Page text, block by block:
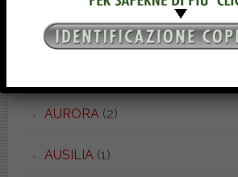
ATENA(1)
AURORA(2)
AUSILIA(1)